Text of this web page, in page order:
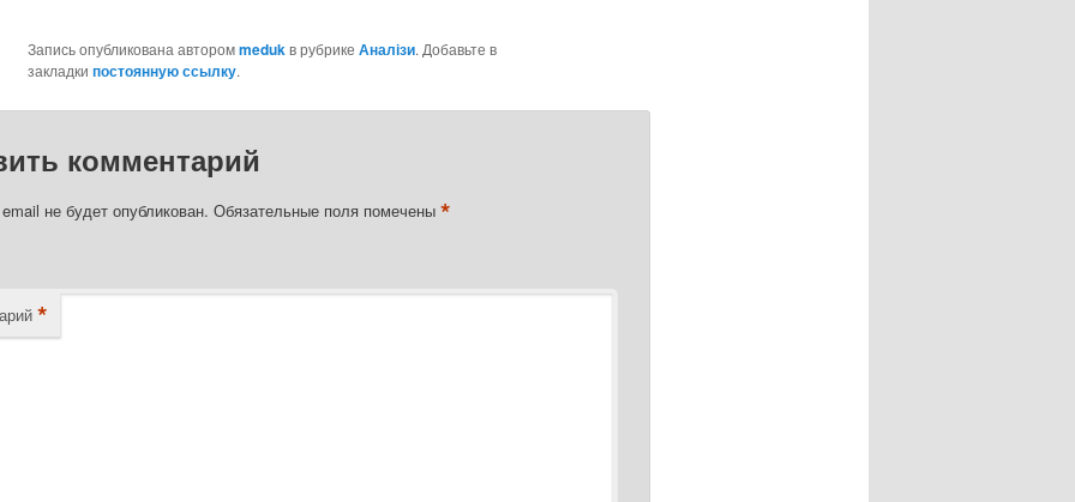
Запись опубликована авторомmedukв рубрике Аналізи. Добавьте в
закладки постоянную ссылку.
комментарий
не будет опубликован. Обязательные поля помечены *
*